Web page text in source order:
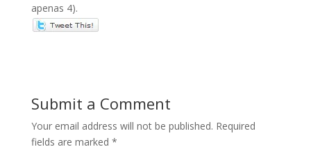
apenas 4).
Submit a Comment
Your email address will not be published. Required
fields are marked *